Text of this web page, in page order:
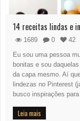
14 receitas lindas e
1689 0
42
Eu sou uma pessoa
bonitas e sou
da capa mesmo. Aí
lindezas no Pinterest
busco inspirações
Leia mais